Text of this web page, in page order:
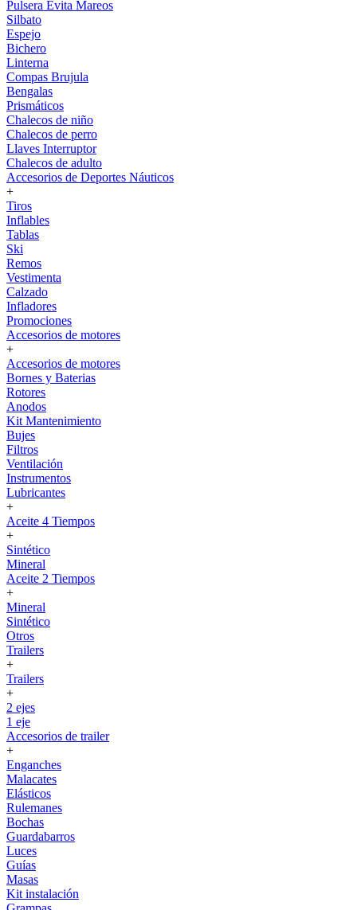
Pulsera Evita Mareos
Silbato
Espejo
Bichero
Linterna
Compas Brujula
Bengalas
Prismáticos
Chalecos de niño
Chalecos de perro
Llaves Interruptor
Chalecos de adulto
Accesorios de Deportes Náuticos
+
Tiros
Inflables
Tablas
Ski
Remos
Vestimenta
Calzado
Infladores
Promociones
Accesorios de motores
+
Accesorios de motores
Bornes y Baterias
Rotores
Anodos
Kit Mantenimiento
Bujes
Filtros
Ventilación
Instrumentos
Lubricantes
+
Aceite 4 Tiempos
+
Sintético
Mineral
Aceite 2 Tiempos
+
Mineral
Sintético
Otros
Trailers
+
Trailers
+
2 ejes
1 eje
Accesorios de trailer
+
Enganches
Malacates
Elásticos
Rulemanes
Bochas
Guardabarros
Luces
Guías
Masas
Kit instalación